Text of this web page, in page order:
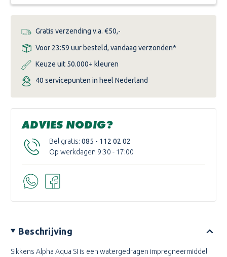
Gratis verzending v.a. €50,-
Voor 23:59 uur besteld, vandaag verzonden*
Keuze uit 50.000+ kleuren
40 servicepunten in heel Nederland
ADVIES NODIG?
Bel gratis: 085 - 112 02 02
Op werkdagen 9:30 - 17:00
Beschrijving
Sikkens Alpha Aqua SI is een watergedragen impregneermiddel